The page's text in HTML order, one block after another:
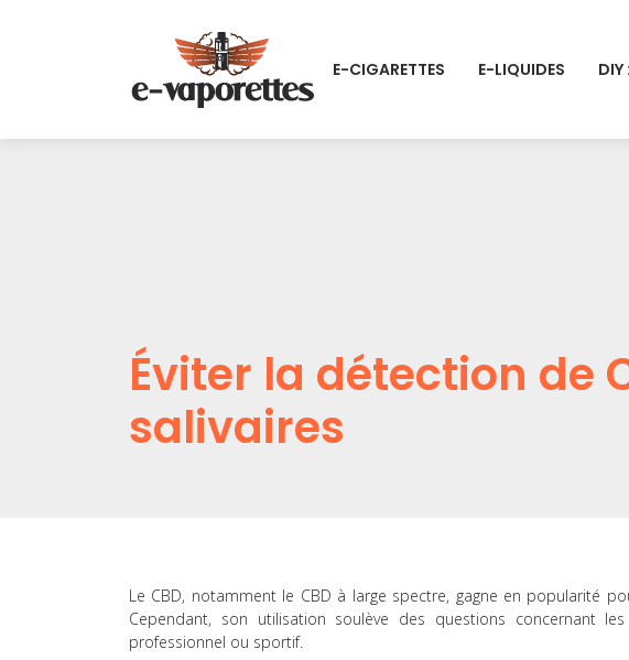
E-CIGARETTES E-LIQUIDES DIY
Éviter la détection de
salivaires
Le CBD, notamment le CBD à large spectre, gagne en popularité
Cependant, son utilisation soulève des questions concernant
professionnel ou sportif.